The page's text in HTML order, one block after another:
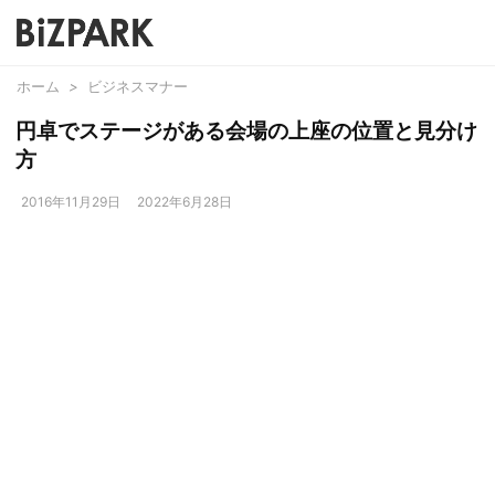
ホーム > ビジネスマナー
円卓でステージがある会場の上座の位置と見分け
方
2016年11月29日 2022年6月28日